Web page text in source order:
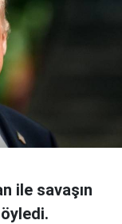
ile savaşın